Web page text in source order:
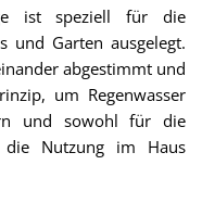
ist speziell für die
und Garten ausgelegt.
abgestimmt und
um Regenwasser
und sowohl für die
die Nutzung im Haus